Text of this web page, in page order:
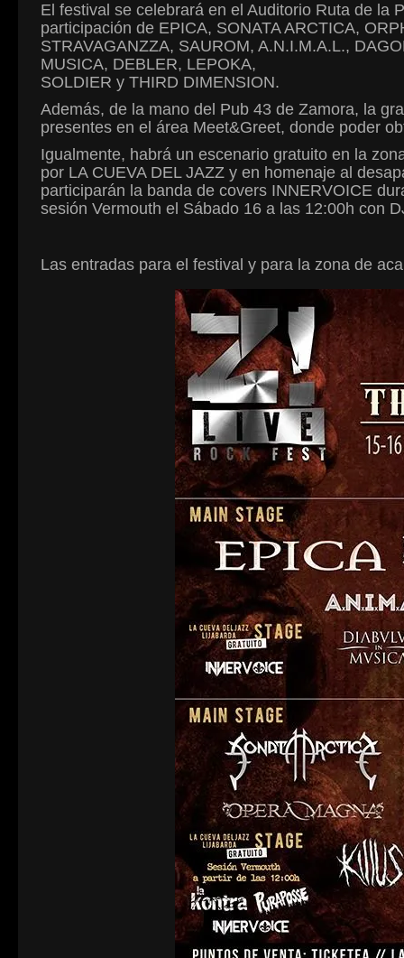
El festival se celebrará en el Auditorio Ruta de la
participación de EPICA, SONATA ARCTICA,
STRAVAGANZZA, SAUROM, A.N.I.M.A.L.,
MUSICA, DEBLER, LEPOKA,
SOLDIER y THIRD DIMENSION.
Además, de la mano del Pub 43 de Zamora, la
presentes en el área Meet&Greet, donde poder
Igualmente, habrá un escenario gratuito en la
por LA CUEVA DEL JAZZ y en homenaje al
participarán la banda de covers INNERVOICE
sesión Vermouth el Sábado 16 a las 12:00h con
Las entradas para el festival y para la zona de